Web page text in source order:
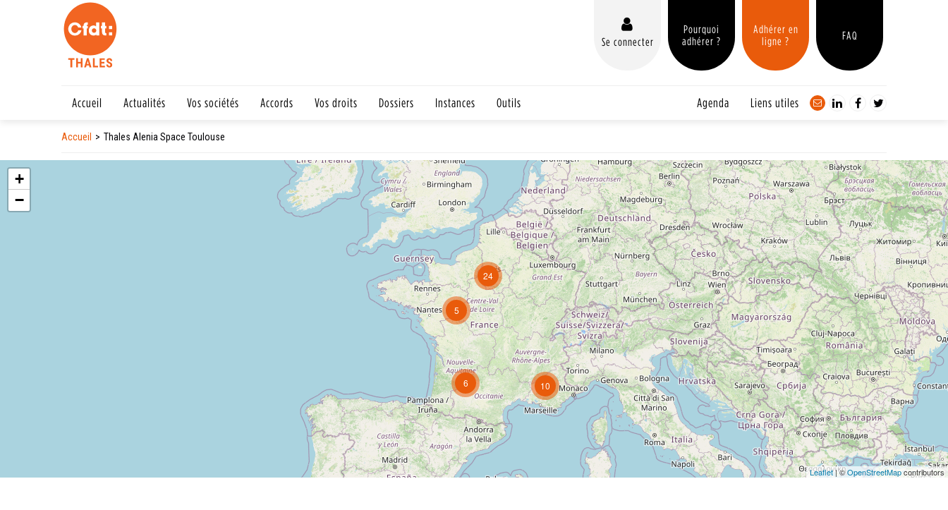
Se connecter
Pourquoi
adhérer ?
Adhérer en
ligne ?
FAQ
Accueil Actualités Vos sociétés Accords Vos droits Dossiers Instances Outils Agenda Liens utiles
Accueil Thales Alenia Space Toulouse
5
24
10
6
+
−
Leaflet| ©OpenStreetMapcontributors